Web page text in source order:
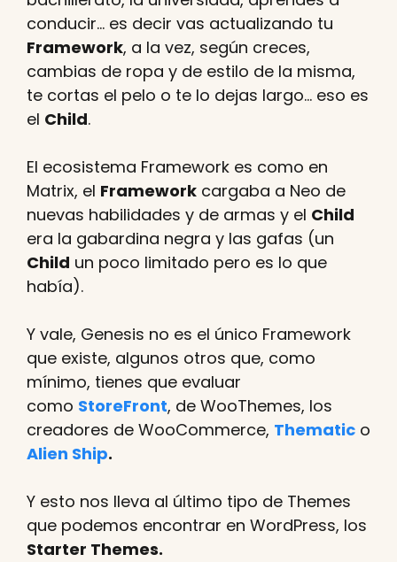
conducir… es decir vas actualizando tu
Framework, a la vez, según creces,
cambias de ropa y de estilo de la misma,
te cortas el pelo o te lo dejas largo… eso es
el Child.
El ecosistema Framework es como en
Matrix, el Framework cargaba a Neo de
nuevas habilidades y de armas y el Child
era la gabardina negra y las gafas (un
Child un poco limitado pero es lo que
había).
Y vale, Genesis no es el único Framework
que existe, algunos otros que, como
mínimo, tienes que evaluar
como StoreFront, de WooThemes, los
creadores de WooCommerce, Thematic o
Alien Ship.
Y esto nos lleva al último tipo de Themes
que podemos encontrar en WordPress, los
Starter Themes.